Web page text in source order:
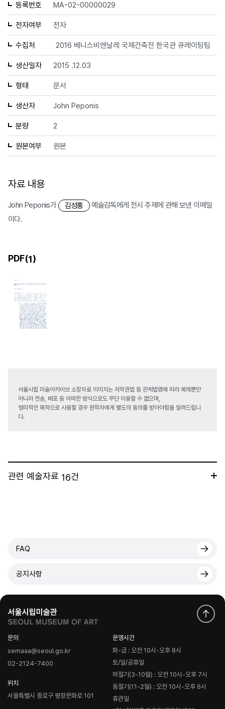
등록번호 MA-02-00000029
전자여부 전자
수집처 2016 베니스비엔날레 국제건축전 한국관 큐레이팅팀
생산일자 2015 .12.03
형태 문서
생산자 John Peponis
분량 2
원본여부 원본
자료 내용
John Peponis가 김성홍
예술감독에게 전시 주제에 관해 보낸 이메일
이다.
PDF(1)
서울시립 미술아카이브 소장자료 이미지는 저작권법 등 관계법령에 따라 복제뿐만
아니라 전송, 배포 등 어떠한 방식으로도 무단 이용할 수 없으며,
영리적인 목적으로 사용할 경우 원작자에게 별도의 동의를 받아야함을 알려드립니
다.
관련 예술자료 16건
FAQ
공지사항
문의
semaaa@seoul.go.kr
02-2124-7400
위치
서울특별시 종로구 평창문화로 101
운영시간
화-금 : 오전 10시-오후 8시
토/일/공휴일
하절기(3-10월) : 오전 10시-오후 7시
동절기(11-2월) : 오전 10시-오후 6시
휴관일